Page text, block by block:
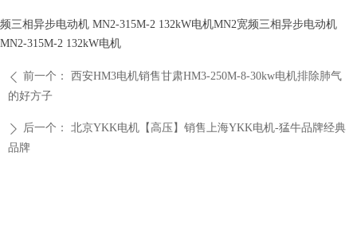
ꄴ 前一个：
西安HM3电机销售甘肃HM3-250M-8-30kw电机排除肺气
的好方子
ꄲ 后一个：
北京YKK电机【高压】销售上海YKK电机-猛牛品牌经典
品牌
频三相异步电动机 MN2-315M-2 132kW电机MN2宽频三相异步电动机
MN2-315M-2 132kW电机